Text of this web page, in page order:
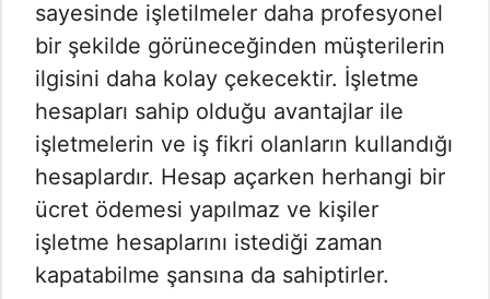
sayesinde işletilmeler daha profesyonel
bir şekilde görüneceğinden müşterilerin
ilgisini daha kolay çekecektir. İşletme
hesapları sahip olduğu avantajlar ile
işletmelerin ve iş fikri olanların kullandığı
hesaplardır. Hesap açarken herhangi bir
ücret ödemesi yapılmaz ve kişiler
işletme hesaplarını istediği zaman
kapatabilme şansına da sahiptirler.